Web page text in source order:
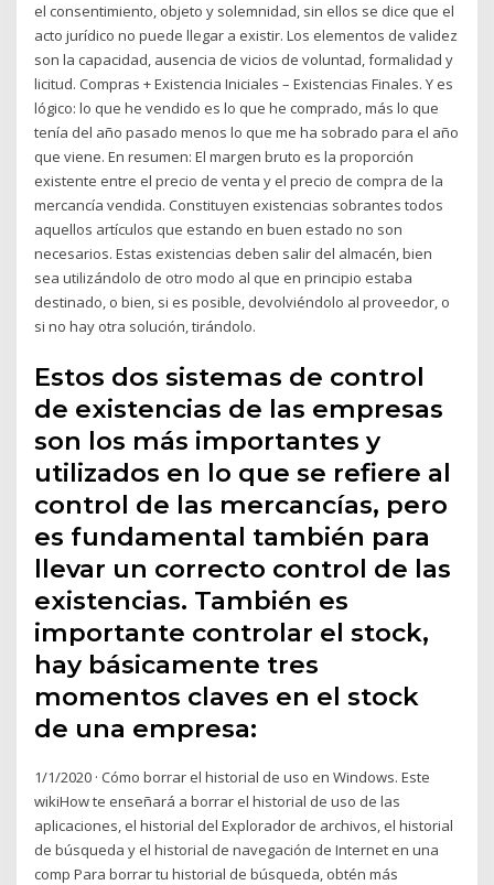
el consentimiento, objeto y solemnidad, sin ellos se dice que el
acto jurídico no puede llegar a existir. Los elementos de validez
son la capacidad, ausencia de vicios de voluntad, formalidad y
licitud. Compras + Existencia Iniciales – Existencias Finales. Y es
lógico: lo que he vendido es lo que he comprado, más lo que
tenía del año pasado menos lo que me ha sobrado para el año
que viene. En resumen: El margen bruto es la proporción
existente entre el precio de venta y el precio de compra de la
mercancía vendida. Constituyen existencias sobrantes todos
aquellos artículos que estando en buen estado no son
necesarios. Estas existencias deben salir del almacén, bien
sea utilizándolo de otro modo al que en principio estaba
destinado, o bien, si es posible, devolviéndolo al proveedor, o
si no hay otra solución, tirándolo.
Estos dos sistemas de control
de existencias de las empresas
son los más importantes y
utilizados en lo que se refiere al
control de las mercancías, pero
es fundamental también para
llevar un correcto control de las
existencias. También es
importante controlar el stock,
hay básicamente tres
momentos claves en el stock
de una empresa:
1/1/2020 · Cómo borrar el historial de uso en Windows. Este
wikiHow te enseñará a borrar el historial de uso de las
aplicaciones, el historial del Explorador de archivos, el historial
de búsqueda y el historial de navegación de Internet en una
comp Para borrar tu historial de búsqueda, obtén más